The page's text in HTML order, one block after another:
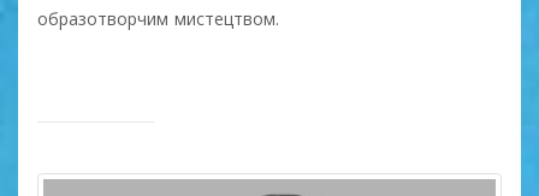
образотворчим мистецтвом.